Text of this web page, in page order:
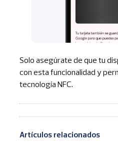
Solo asegúrate de que tu
con esta funcionalidad y
tecnología NFC.
Artículos relacionados